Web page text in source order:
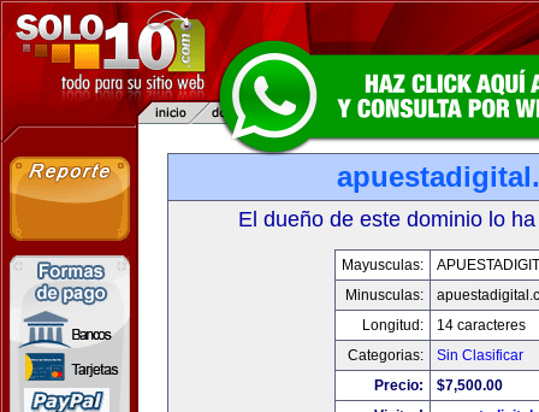
El dueño de este dominio lo
Mayusculas:
Minusculas:
Longitud:
14 caracteres
Categorias:
Sin Clasificar
Precio:
$7,500.00